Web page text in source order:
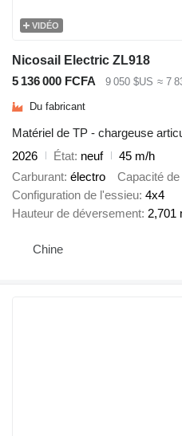
VIDÉO
Nicosail Electric ZL918
5 136 000 FCFA
9 050 $US ≈ 7
Du fabricant
Matériel de TP - chargeuse
2026
État neuf
45 m/h
Carburant électro Capacité
Configuration de l'essieu 4x4
Hauteur de déversement 2,701
Chine